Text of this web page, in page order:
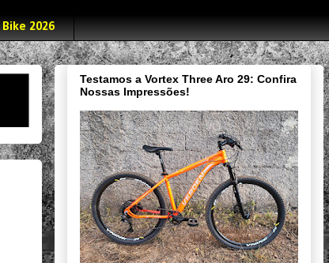
Bike 2026
Testamos a Vortex Three Aro 29: Confira
Nossas Impressões!